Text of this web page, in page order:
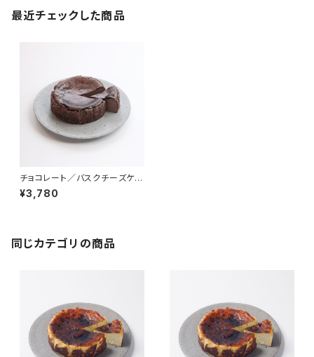
最近チェックした商品
チョコレート／バスクチーズケー
キ（冷凍）
¥3,780
同じカテゴリの商品